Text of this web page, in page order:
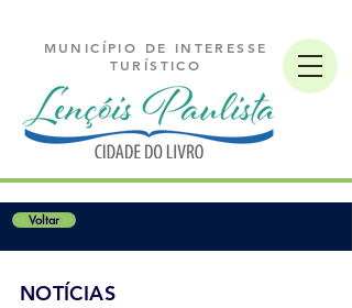
MUNICÍPIO DE INTERESSE
TURÍSTICO
Voltar
NOTÍCIAS